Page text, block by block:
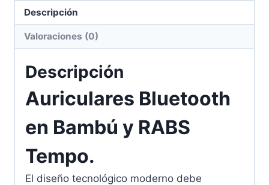
Descripción
Valoraciones (0)
Descripción
Auriculares Bluetooth
en Bambú y RABS
Tempo.
El diseño tecnológico moderno debe